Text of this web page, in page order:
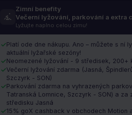
Zimní benefity
Večerní lyžování, parkování a extra
Lyžujte naplno celou zimu!
Platí ode dne nákupu. Ano – můžete s ní
aktuální lyžařské sezóny!
Neomezené lyžování - 9 středisek, 200+
Večerní lyžování zdarma (Jasná,
Szczyrk - SON)
Parkování zdarma na vyhrazených
Tatranská Lomnice, Szczyrk - SON) a za
středisku Jasná
15% goX cashback v obchodech Motion